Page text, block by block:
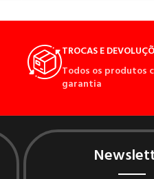
TROCAS E
Todos os produtos
garantia